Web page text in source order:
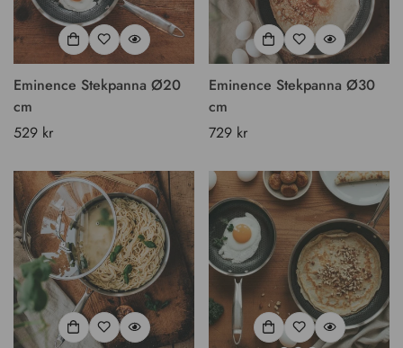
Eminence Stekpanna Ø20
cm
Vanligt
529 kr
Eminence Stekpanna Ø30
cm
Vanligt
729 kr